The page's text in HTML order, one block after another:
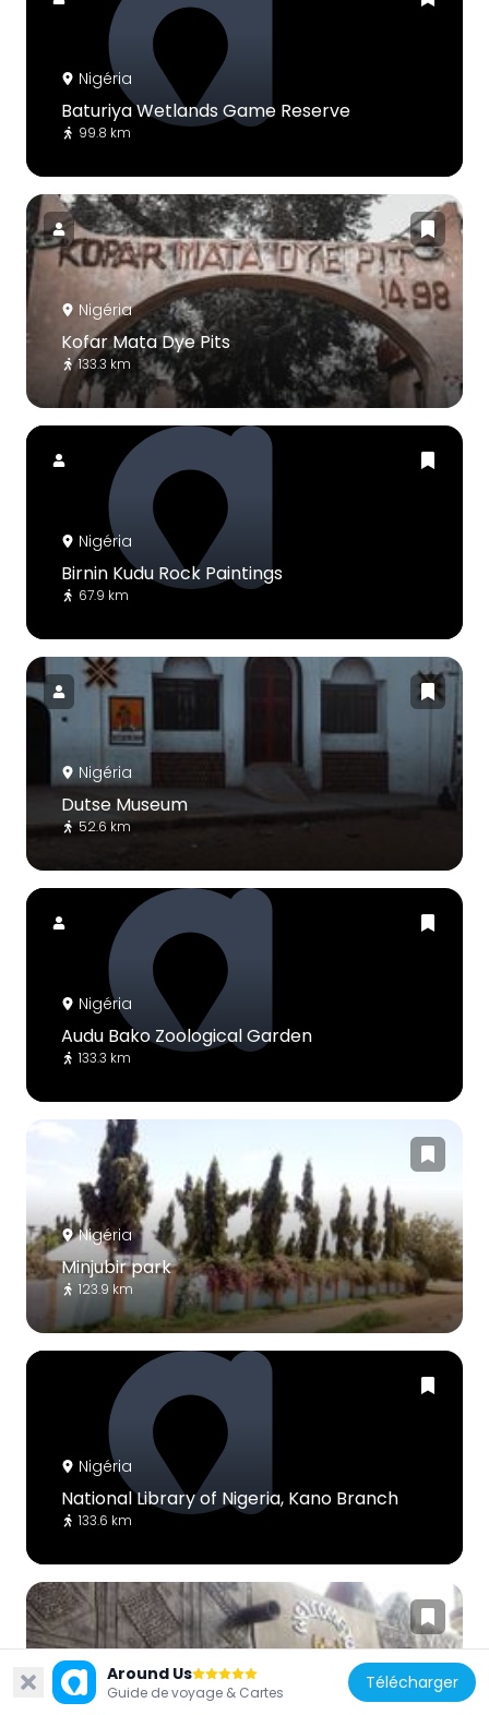
Nigéria
Baturiya Wetlands Game Reserve
99.8 km
Nigéria
Kofar Mata Dye Pits
133.3 km
Nigéria
Birnin Kudu Rock Paintings
67.9 km
Nigéria
Dutse Museum
52.6 km
Nigéria
Audu Bako Zoological Garden
133.3 km
Nigéria
Minjubir park
123.9 km
Nigéria
National Library of Nigeria, Kano Branch
133.6 km
Nigéria
Around Us
Guide de voyage & Cartes Télécharger